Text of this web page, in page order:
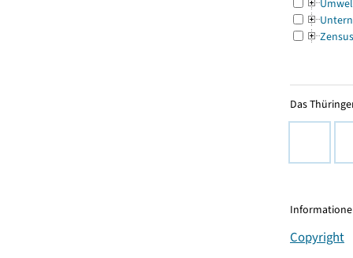
Zensus
Das
Copyright